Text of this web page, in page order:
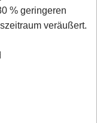
% geringeren
veräußert.